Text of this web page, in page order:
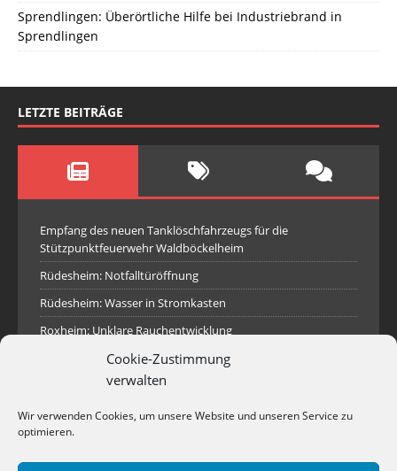
Cookie-Zustimmung
verwalten
Wir verwenden Cookies, um unsere Website und unseren Service zu
optimieren.
Sprendlingen: Überörtliche Hilfe bei Industriebrand in
Sprendlingen
LETZTE BEITRÄGE
Empfang des neuen Tanklöschfahrzeugs für die
Stützpunktfeuerwehr Waldböckelheim
Rüdesheim: Notfalltüröffnung
Rüdesheim: Wasser in Stromkasten
Roxheim: Unklare Rauchentwicklung
Sprendlingen: Überörtliche Hilfe bei Industriebrand in
Sprendlingen
Rüdesheim: Aufgerissener Dieseltank